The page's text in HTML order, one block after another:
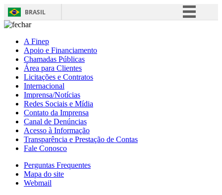
BRASIL
A Finep
Apoio e Financiamento
Chamadas Públicas
Área para Clientes
Licitações e Contratos
Internacional
Imprensa/Notícias
Redes Sociais e Mídia
Contato da Imprensa
Canal de Denúncias
Acesso à Informação
Transparência e Prestação de Contas
Fale Conosco
Perguntas Frequentes
Mapa do site
Webmail